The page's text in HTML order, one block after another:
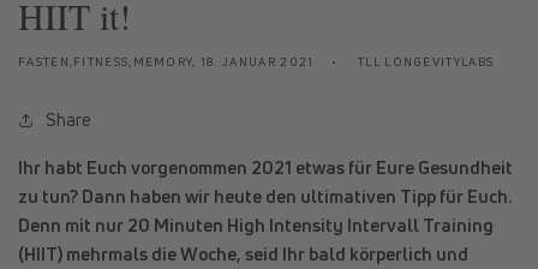
HIIT it!
FASTEN,FITNESS,MEMORY, 18. JANUAR 2021 TLL LONGEVITYLABS
Share
Ihr habt Euch vorgenommen 2021 etwas für Eure Gesundheit
zu tun? Dann haben wir heute den ultimativen Tipp für Euch.
Denn mit nur 20 Minuten High Intensity Intervall Training
(HIIT) mehrmals die Woche, seid Ihr bald körperlich und